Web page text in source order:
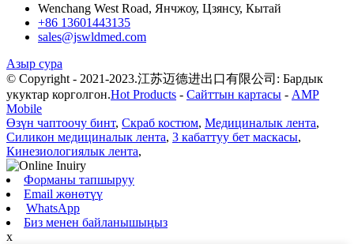
Wenchang West Road, Янчжоу, Цзянсу, Кытай
+86 13601443135
sales@jswldmed.com
Азыр сура
© Copyright - 2021-2023.江苏迈德进出口有限公司: Бардык
укуктар корголгон.Hot Products - Сайттын картасы - AMP
Mobile
Өзүн чаптоочу бинт, Скраб костюм, Медициналык лента,
Силикон медициналык лента, 3 кабаттуу бет маскасы,
Кинезиологиялык лента,
Форманы тапшыруу
Email жөнөтүү
WhatsApp
Биз менен байланышыңыз
x